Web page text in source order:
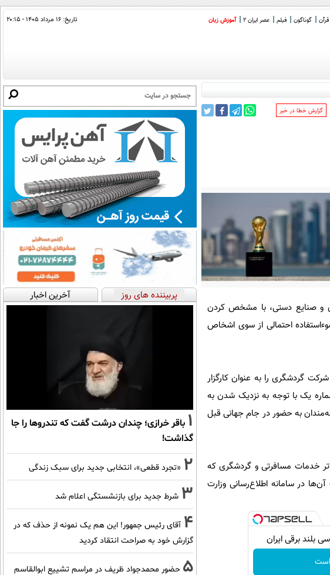
قرآن گوناگون فیلم عصر ایران 2 آموزش زبان تاریخ: ۱۶ مرداد ۱۴۰۵ - ۲۰:۱۵
‌گزارش خطا در خبر
و صنایع دستی، با مشخص کردن
احتمالی از سوی اشخاص
گردشگری را به عنوان کارگزار
یک با توجه به نزدیک شدن به
دارد علاقه‌مندان به حضور در جام جهانی قبل
جام جهانی قطر ۲۰۲۲، پنج شرکت از دفاتر خدمات مسافرتی و گردشگری که
در سامانه اطلاع‌رسانی وزارت
پربیننده های روز آخرین اخبار
1 باقر خرازی؛ چندان درشت گفت که تندروها را جا
گذاشت!
2 «تجرد قطعی»، انتخابی جدید برای سبک زندگی
3 شرط جدید برای بازنشستگی اعلام شد
4 آقای رئیس جمهور! این هم یک نمونه از حذف که در
گزارش خود به صراحت انتقاد کردید
5 حضور محمدجواد ظریف در مراسم تشییع ابوالقاسم